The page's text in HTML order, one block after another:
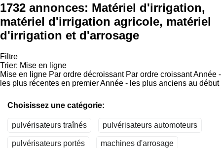
1732 annonces: Matériel d'irrigation,
matériel d'irrigation agricole, matériel
d'irrigation et d'arrosage
Filtre
Trier: Mise en ligne
Mise en ligne Par ordre décroissant Par ordre croissantAnnée -
les plus récentes en premierAnnée - les plus anciens au début
Choisissez une catégorie:
pulvérisateurs traînés pulvérisateurs automoteurs
pulvérisateurs portés machines d'arrosage